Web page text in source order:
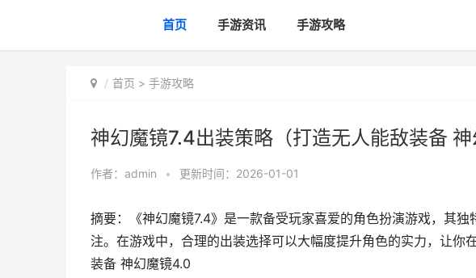
首页 手游资讯 手游攻略
首页 > 手游攻略
神幻魔镜7.4出装策略（打造无人能敌装备
作者： admin • 更新时间：2026-01-01
摘要：《神幻魔镜7.4》是一款备受玩家喜爱的角色扮演游戏，其
注。在游戏中，合理的出装选择可以大幅度提升角色的实力，让你
装备 神幻魔镜4.0